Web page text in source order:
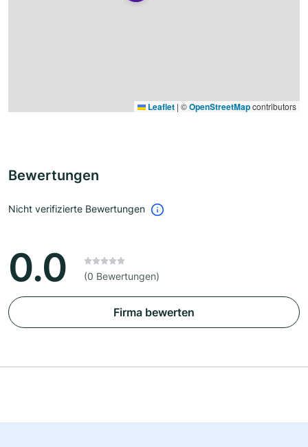
Leaflet | ©OpenStreetMapcontributors
Bewertungen
Nicht verifizierte Bewertungen
0.0 (0 Bewertungen)
Firma bewerten